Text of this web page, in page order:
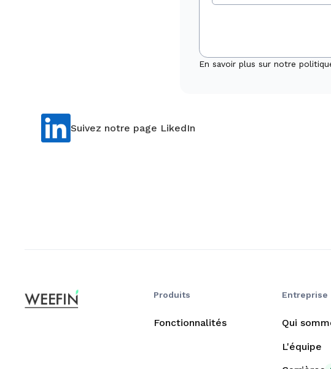
En savoir plus sur notre
Suivez notre page LikedIn
Produits
Fonctionnalités
Entreprise
Qui
L'équipe